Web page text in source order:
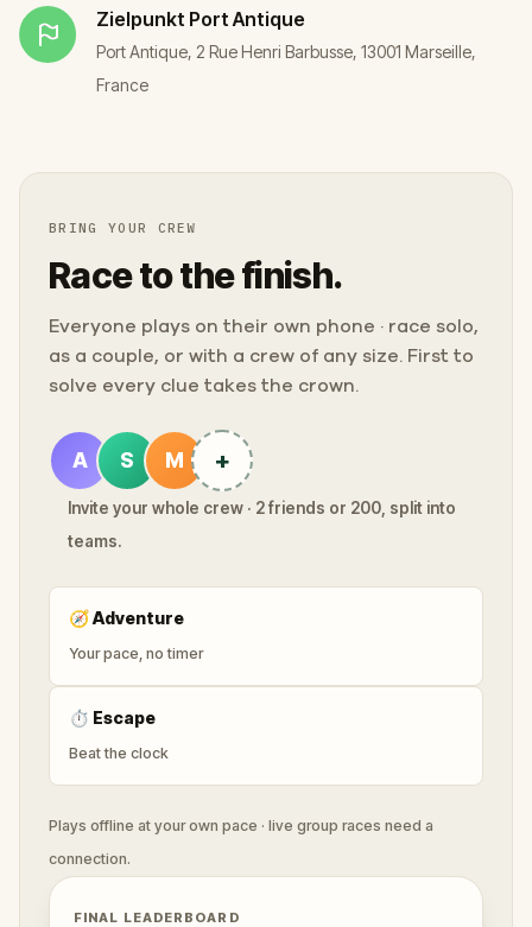
Zielpunkt Port Antique
Port Antique, 2 Rue Henri Barbusse, 13001 Marseille,
France
BRING YOUR CREW
Race to the finish.
Everyone plays on their own phone · race solo,
as a couple, or with a crew of any size. First to
solve every clue takes the crown.
A S M +
Invite your whole crew · 2 friends or 200, split into
teams.
🧭Adventure
Your pace, no timer
⏱ Escape
Beat the clock
Plays offline at your own pace · live group races need a
connection.
FINAL LEADERBOARD